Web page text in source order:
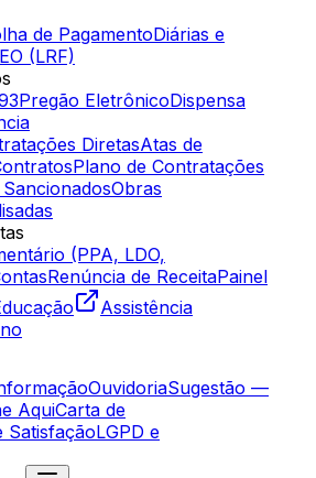
de PagamentoDiárias e
(LRF)
Pregão EletrônicoDispensa
DiretasAtas de
Plano de Contratações
Obras
(PPA, LDO,
Renúncia de ReceitaPainel
Assistência
OuvidoriaSugestão —
AquiCarta de
SatisfaçãoLGPD e